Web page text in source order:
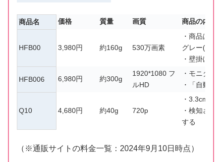
商品名 価格 質量 画質 商品の内容
HFB00 3,980円 約160g 530万画素
・商品はホ
グレー
・壁掛けや
HFB006 6,980円 約300g
1920*1080 フ
ルHD
・モニター
・「自動追
Q10 4,680円 約40g 720p
・3.3cmの
・検知され
する
（※通販サイトの料金一覧： 2024年9月 10日時点）